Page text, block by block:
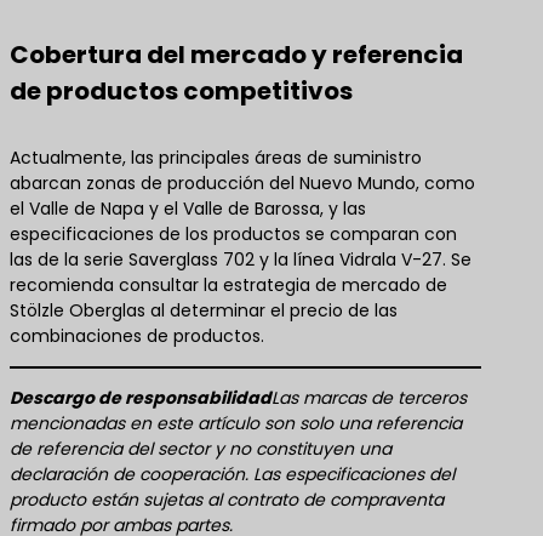
Cobertura del mercado y referencia
de productos competitivos
Actualmente, las principales áreas de suministro
abarcan zonas de producción del Nuevo Mundo, como
el Valle de Napa y el Valle de Barossa, y las
especificaciones de los productos se comparan con
las de la serie Saverglass 702 y la línea Vidrala V-27. Se
recomienda consultar la estrategia de mercado de
Stölzle Oberglas al determinar el precio de las
combinaciones de productos.
​Descargo de responsabilidad​Las marcas de terceros
mencionadas en este artículo son solo una referencia
de referencia del sector y no constituyen una
declaración de cooperación. Las especificaciones del
producto están sujetas al contrato de compraventa
firmado por ambas partes.